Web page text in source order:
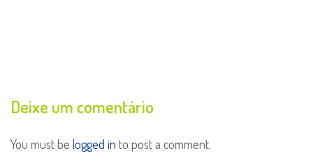
Deixe um comentário
You must be logged in to post a comment.